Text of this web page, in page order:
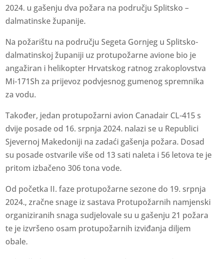
2024. u gašenju dva požara na području Splitsko –
dalmatinske županije.
Na požarištu na području Segeta Gornjeg u Splitsko-
dalmatinskoj županiji uz protupožarne avione bio je
angažiran i helikopter Hrvatskog ratnog zrakoplovstva
Mi-171Sh za prijevoz podvjesnog gumenog spremnika
za vodu.
Također, jedan protupožarni avion Canadair CL-415 s
dvije posade od 16. srpnja 2024. nalazi se u Republici
Sjevernoj Makedoniji na zadaći gašenja požara. Dosad
su posade ostvarile više od 13 sati naleta i 56 letova te je
pritom izbačeno 306 tona vode.
Od početka II. faze protupožarne sezone do 19. srpnja
2024., zračne snage iz sastava Protupožarnih namjenski
organiziranih snaga sudjelovale su u gašenju 21 požara
te je izvršeno osam protupožarnih izviđanja diljem
obale.